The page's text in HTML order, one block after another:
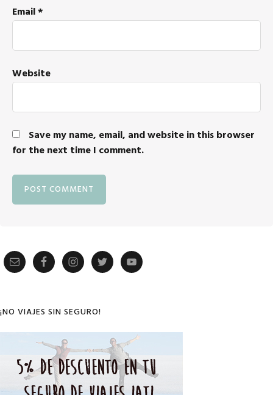
Email*
Website
Save my name, email, and website in this browser
for the next time I comment.
Primary
¡NO VIAJES SIN SEGURO!